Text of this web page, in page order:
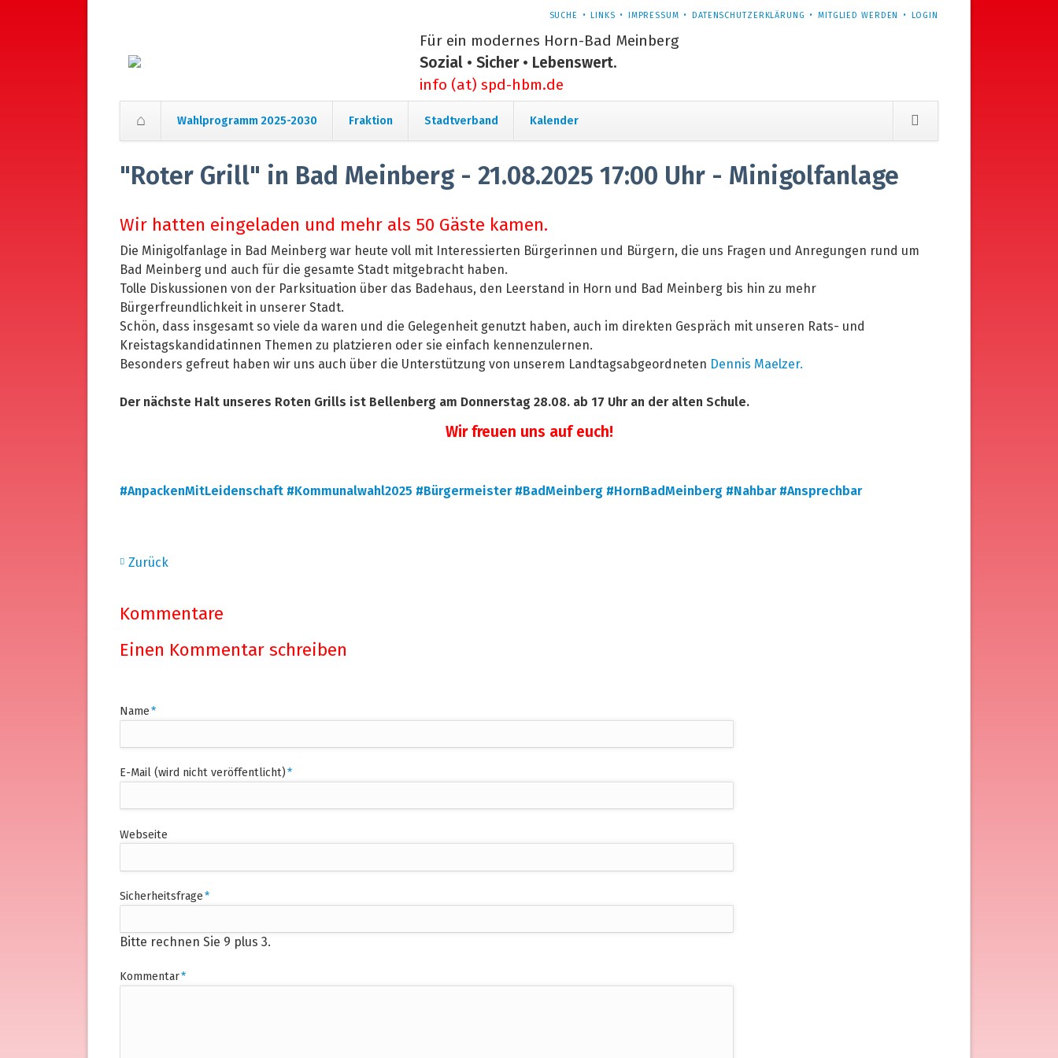
NAVIGATION
SUCHE LINKS IMPRESSUM DATENSCHUTZERKLÄRUNG MITGLIED WERDEN LOGIN
Für ein modernes Horn-Bad Meinberg
Sozial • Sicher • Lebenswert.
info (at) spd-hbm.de
Wahlprogramm 2025-2030 Fraktion Stadtverband Kalender
überspringen
"Roter Grill" in Bad Meinberg - 21.08.2025 17:00 Uhr - Minigolfanlage
Wir hatten eingeladen und mehr als 50 Gäste kamen.
Die Minigolfanlage in Bad Meinberg war heute voll mit Interessierten Bürgerinnen und Bürgern, die uns Fragen und Anregungen rund um
Bad Meinberg und auch für die gesamte Stadt mitgebracht haben.
Tolle Diskussionen von der Parksituation über das Badehaus, den Leerstand in Horn und Bad Meinberg bis hin zu mehr
Bürgerfreundlichkeit in unserer Stadt.
Schön, dass insgesamt so viele da waren und die Gelegenheit genutzt haben, auch im direkten Gespräch mit unseren Rats- und
Kreistagskandidatinnen Themen zu platzieren oder sie einfach kennenzulernen.
Besonders gefreut haben wir uns auch über die Unterstützung von unserem Landtagsabgeordneten Dennis Maelzer.
Der nächste Halt unseres Roten Grills ist Bellenberg am Donnerstag 28.08. ab 17 Uhr an der alten Schule.
Wir freuen uns auf euch!
#AnpackenMitLeidenschaft #Kommunalwahl2025 #Bürgermeister #BadMeinberg #HornBadMeinberg #Nahbar #Ansprechbar
Zurück
Kommentare
Einen Kommentar schreiben
Pflichtfeld
Name*
Pflichtfeld
E-Mail (wird nicht veröffentlicht)*
Webseite
Pflichtfeld
Sicherheitsfrage*
Bitte rechnen Sie 9 plus 3.
Pflichtfeld
Kommentar*